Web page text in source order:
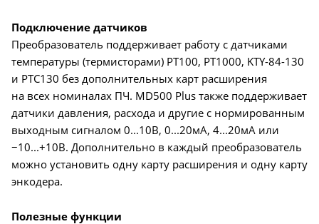
Подключение датчиков
Преобразователь поддерживает работу с датчиками
температуры (термисторами) PT100, PT1000, KTY-84-130
и PTC130 без дополнительных карт расширения
на всех номиналах ПЧ. MD500 Plus также поддерживает
датчики давления, расхода и другие с нормированным
выходным сигналом 0...10В, 0...20мА, 4...20мА или
−10...+10В. Дополнительно в каждый преобразователь
можно установить одну карту расширения и одну карту
энкодера.
Полезные функции